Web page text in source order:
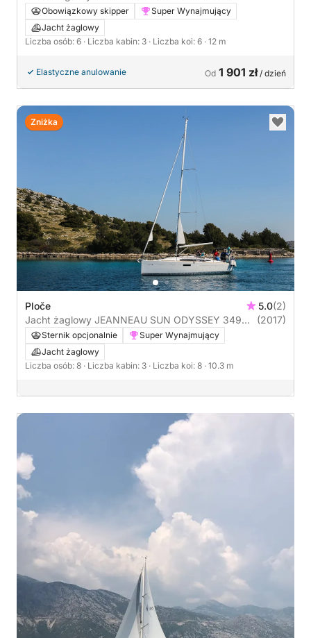
Obowiązkowy skipper
Super Wynajmujący
Jacht żaglowy
Liczba osób: 6 · Liczba kabin: 3 · Liczba koi: 6 · 12 m
Elastyczne anulowanie Od 1 901 zł/ dzień
Ploče 5.0(2)
Jacht żaglowy JEANNEAU SUN ODYSSEY 349
10m
(2017)
Sternik opcjonalnie
Super Wynajmujący
Jacht żaglowy
Liczba osób: 8 · Liczba kabin: 3 · Liczba koi: 8 · 10.3 m
Zniżka